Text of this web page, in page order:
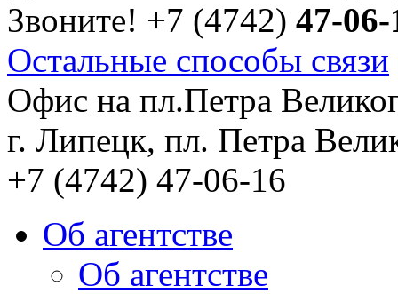
Звоните! +7 (4742) 47-06-
Остальные способы связи
Офис на пл.Петра
г. Липецк, пл. Петра
+7 (4742) 47-06-16
Об агентстве
Об агентстве